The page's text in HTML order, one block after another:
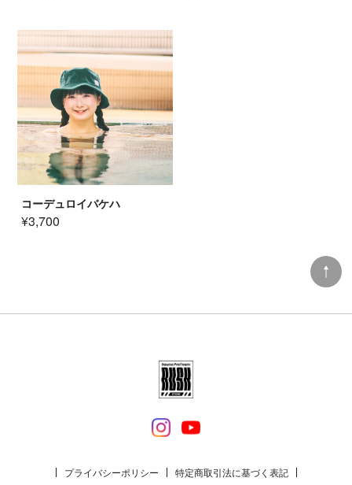
コーデュロイバケハ
¥3,700
プライバシーポリシー 特定商取引法に基づく表記